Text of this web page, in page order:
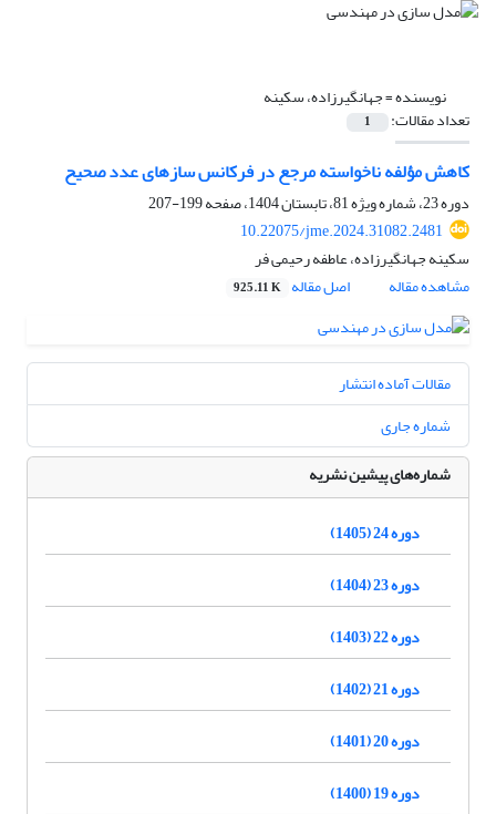
نویسنده =جهانگیرزاده، سکینه
تعداد مقالات: 1
کاهش مؤلفه ناخواسته مرجع در فرکانس سازهای عدد صحیح
دوره 23، شماره ویژه 81، تابستان 1404، صفحه
199-207
10.22075/jme.2024.31082.2481
سکینه جهانگیرزاده، عاطفه رحیمی فر
مشاهده مقاله
اصل مقاله 925.11 K
مقالات آماده انتشار
شماره جاری
شماره‌های پیشین نشریه
دوره 24 (1405)
دوره 23 (1404)
دوره 22 (1403)
دوره 21 (1402)
دوره 20 (1401)
دوره 19 (1400)